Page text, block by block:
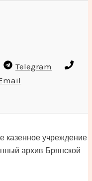
Telegram
казенное учреждение
архив Брянской